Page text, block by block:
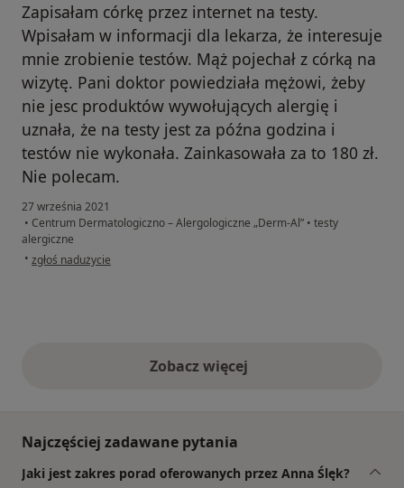
Zapisałam córkę przez internet na testy.
Wpisałam w informacji dla lekarza, że interesuje
mnie zrobienie testów. Mąż pojechał z córką na
wizytę. Pani doktor powiedziała mężowi, żeby
nie jesc produktów wywołujących alergię i
uznała, że na testy jest za późna godzina i
testów nie wykonała. Zainkasowała za to 180 zł.
Nie polecam.
27 września 2021
• Centrum Dermatologiczno – Alergologiczne „Derm-Al” • testy
alergiczne
• w opinii użytkownika Karina
zgłoś nadużycie
Zobacz więcejopinie powyżej
Najczęściej zadawane pytania
Jaki jest zakres porad oferowanych przez Anna Ślęk?